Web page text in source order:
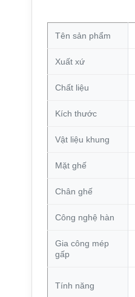
Tên sản phẩm
Xuất xứ
Chất liệu
Kích thước
Vật liệu khung
Mặt ghế
Chân ghế
Công nghệ hàn
Gia công mép
gấp
Tính năng